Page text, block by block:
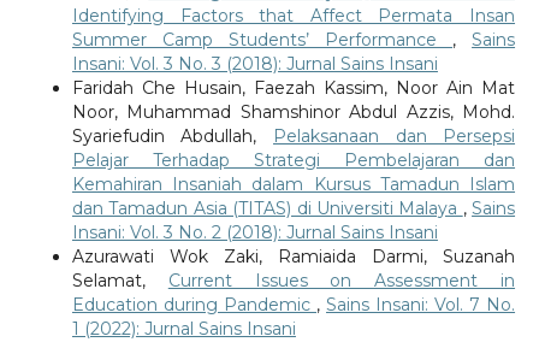
Identifying Factors that Affect Permata Insan
Summer Camp Students’ Performance ,Sains
Insani: Vol. 3 No. 3 (2018): Jurnal Sains Insani
Faridah Che Husain, Faezah Kassim, Noor Ain Mat
Noor, Muhammad Shamshinor Abdul Azzis, Mohd.
Syariefudin Abdullah,
Pelaksanaan dan Persepsi
Pelajar Terhadap Strategi Pembelajaran dan
Kemahiran Insaniah dalam Kursus Tamadun Islam
dan Tamadun Asia (TITAS) di Universiti Malaya ,Sains
Insani: Vol. 3 No. 2 (2018): Jurnal Sains Insani
Azurawati Wok Zaki, Ramiaida Darmi, Suzanah
Selamat, Current Issues on Assessment in
Education during Pandemic ,Sains Insani: Vol. 7 No.
1 (2022): Jurnal Sains Insani